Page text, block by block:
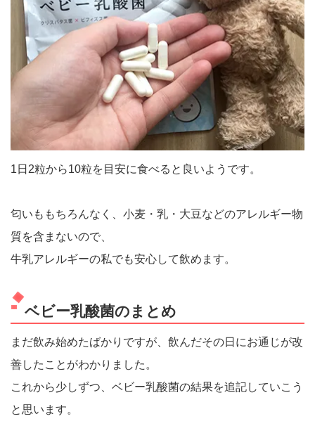
1日2粒から10粒を目安に食べると良いようです。
匂いももちろんなく、小麦・乳・大豆などのアレルギー物
質を含まないので、
牛乳アレルギーの私でも安心して飲めます。
ベビー乳酸菌のまとめ
まだ飲み始めたばかりですが、飲んだその日にお通じが改
善したことがわかりました。
これから少しずつ、ベビー乳酸菌の結果を追記していこう
と思います。